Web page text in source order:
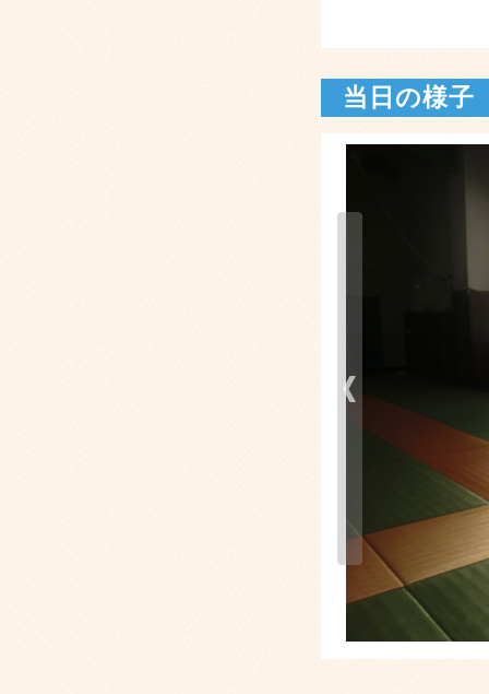
当日の様子